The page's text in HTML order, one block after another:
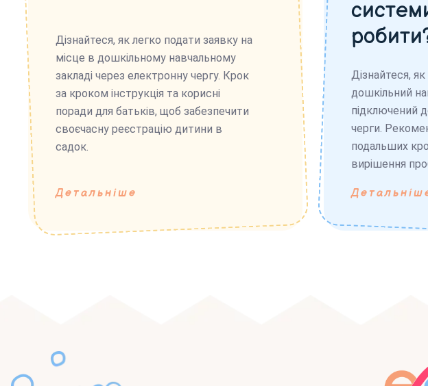
Дізнайтеся, як легко подати заявку на
місце в дошкільному навчальному
закладі через електронну чергу. Крок
за кроком інструкція та корисні
поради для батьків, щоб забезпечити
своєчасну реєстрацію дитини в
садок.
Детальніше
Дізнайтеся,
дошкільний
підключений
черги.
подальших
вирішення